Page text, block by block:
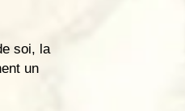
soi, la
un